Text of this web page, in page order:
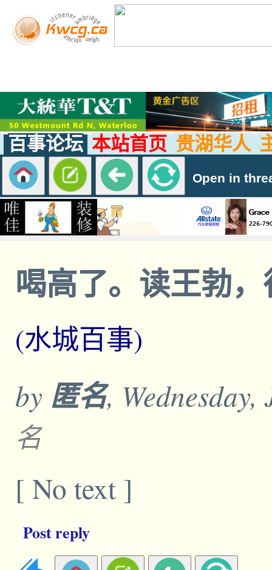
百事论坛 本站首页 贵湖华人
Open in
喝高了。读王勃
(水城百事)
by 匿名,
名
[ No text ]
Post reply